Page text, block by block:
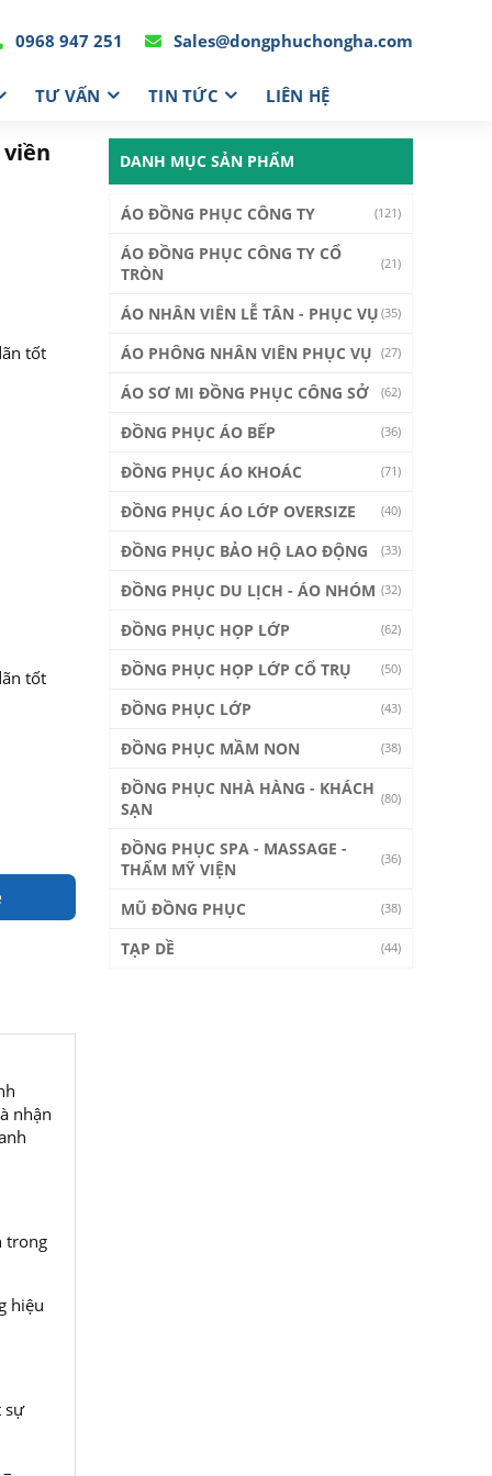
0968 947 251 Sales@dongphuchongha.com
TƯ VẤN TIN TỨC LIÊN HỆ
tốt
tốt
nhận
trong
hiệu
sự
DANH MỤC SẢN PHẨM
ÁO ĐỒNG PHỤC CÔNG TY (121)
ÁO ĐỒNG PHỤC CÔNG TY CỔ
TRÒN
(21)
ÁO NHÂN VIÊN LỄ TÂN - PHỤC VỤ (35)
ÁO PHÔNG NHÂN VIÊN PHỤC VỤ (27)
ÁO SƠ MI ĐỒNG PHỤC CÔNG SỞ (62)
ĐỒNG PHỤC ÁO BẾP (36)
ĐỒNG PHỤC ÁO KHOÁC (71)
ĐỒNG PHỤC ÁO LỚP OVERSIZE (40)
ĐỒNG PHỤC BẢO HỘ LAO ĐỘNG (33)
ĐỒNG PHỤC DU LỊCH - ÁO NHÓM (32)
ĐỒNG PHỤC HỌP LỚP (62)
ĐỒNG PHỤC HỌP LỚP CỔ TRỤ (50)
ĐỒNG PHỤC LỚP (43)
ĐỒNG PHỤC MẦM NON (38)
ĐỒNG PHỤC NHÀ HÀNG - KHÁCH
SẠN
(80)
ĐỒNG PHỤC SPA - MASSAGE -
THẨM MỸ VIỆN
(36)
MŨ ĐỒNG PHỤC (38)
TẠP DỀ (44)